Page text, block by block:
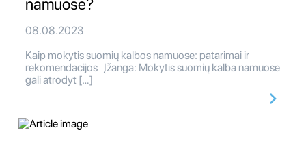
namuose?
08.08.2023
Kaip mokytis suomių kalbos namuose: patarimai ir
rekomendacijos Įžanga: Mokytis suomių kalba namuose
gali atrodyt […]